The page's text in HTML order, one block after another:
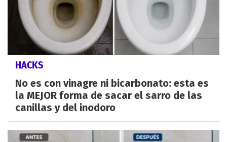
HACKS
No es con vinagre ni bicarbonato: esta es
la MEJOR forma de sacar el sarro de las
canillas y del inodoro